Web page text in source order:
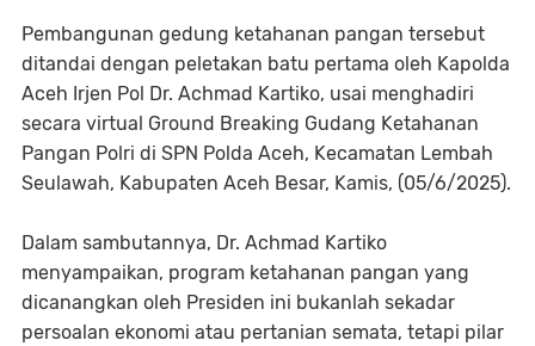
Pembangunan gedung ketahanan pangan tersebut
ditandai dengan peletakan batu pertama oleh Kapolda
Aceh Irjen Pol Dr. Achmad Kartiko, usai menghadiri
secara virtual Ground Breaking Gudang Ketahanan
Pangan Polri di SPN Polda Aceh, Kecamatan Lembah
Seulawah, Kabupaten Aceh Besar, Kamis, (05/6/2025).
Dalam sambutannya, Dr. Achmad Kartiko
menyampaikan, program ketahanan pangan yang
dicanangkan oleh Presiden ini bukanlah sekadar
persoalan ekonomi atau pertanian semata, tetapi pilar